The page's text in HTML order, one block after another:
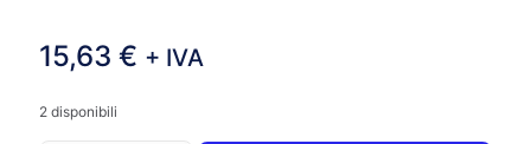
15,63 € + IVA
2 disponibili